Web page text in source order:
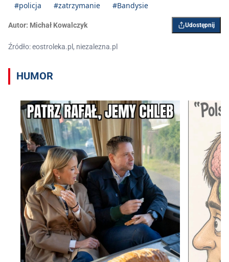
#policja #zatrzymanie #Bandysie
Autor: Michał Kowalczyk Udostępnij
Źródło: eostroleka.pl, niezalezna.pl
HUMOR